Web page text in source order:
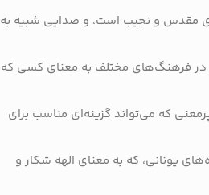
مقدس و نجیب است، و صدایی شبیه به
و در فرهنگ‌های مختلف به معنای کسی که
که می‌تواند گزینه‌ای مناسب برای
یونانی، که به معنای الهه شکار و